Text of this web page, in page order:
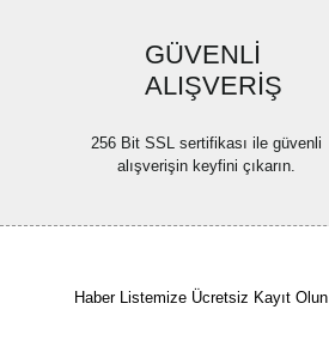
GÜVENLİ
ALIŞVERİŞ
256 Bit SSL sertifikası ile güvenli
alışverişin keyfini çıkarın.
Haber Listemize Ücretsiz Kayıt Olun